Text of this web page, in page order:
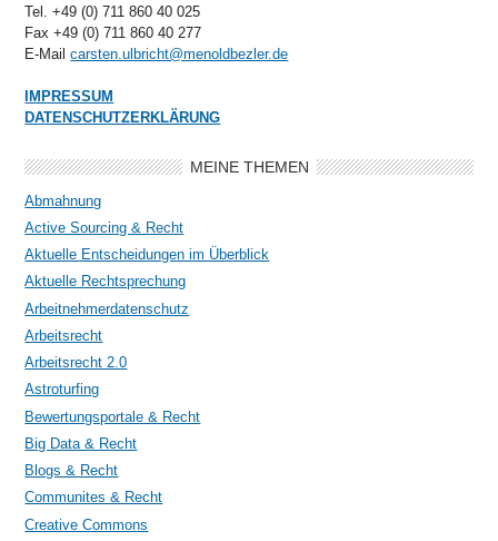
Tel. +49 (0) 711 860 40 025
Fax +49 (0) 711 860 40 277
E-Mailcarsten.ulbricht@menoldbezler.de
IMPRESSUM
DATENSCHUTZERKLÄRUNG
MEINE THEMEN
Abmahnung
Active Sourcing & Recht
Aktuelle Entscheidungen im Überblick
Aktuelle Rechtsprechung
Arbeitnehmerdatenschutz
Arbeitsrecht
Arbeitsrecht 2.0
Astroturfing
Bewertungsportale & Recht
Big Data & Recht
Blogs & Recht
Communites & Recht
Creative Commons